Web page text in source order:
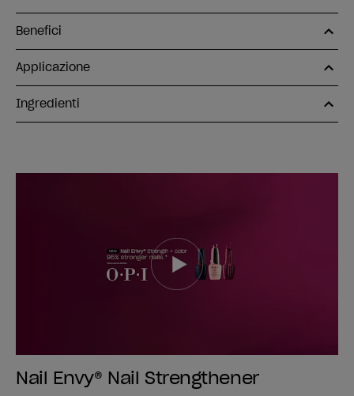
Benefici
Applicazione
Ingredienti
Nail Envy® Nail Strengthener